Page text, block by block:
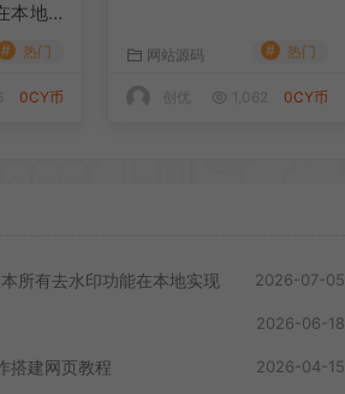
本地
# 热门
0CY币
网站源码 # 热门
1,062 0CY币
所有去水印功能在本地实现 2026-07-05
2026-06-18
搭建网页教程 2026-04-15